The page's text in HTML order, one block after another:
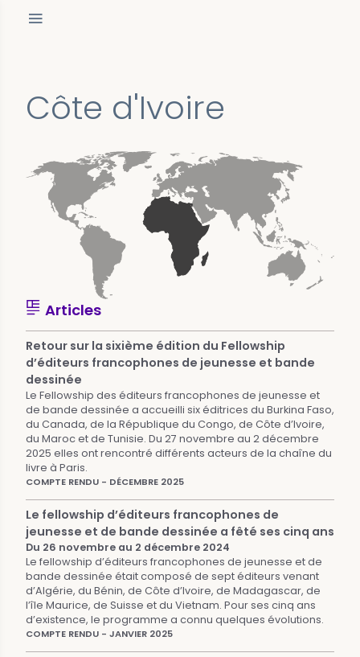
Côte d'Ivoire
Articles
Retour sur la sixième édition du Fellowship
d’éditeurs francophones de jeunesse et bande
dessinée
Le Fellowship des éditeurs francophones de jeunesse et
de bande dessinée a accueilli six éditrices du Burkina Faso,
du Canada, de la République du Congo, de Côte d’Ivoire,
du Maroc et de Tunisie. Du 27 novembre au 2 décembre
2025 elles ont rencontré différents acteurs de la chaîne du
livre à Paris.
COMPTE RENDU - DÉCEMBRE 2025
Le fellowship d’éditeurs francophones de
jeunesse et de bande dessinée a fêté ses cinq ans
Du 26 novembre au 2 décembre 2024
Le fellowship d’éditeurs francophones de jeunesse et de
bande dessinée était composé de sept éditeurs venant
d’Algérie, du Bénin, de Côte d’Ivoire, de Madagascar, de
l’île Maurice, de Suisse et du Vietnam. Pour ses cinq ans
d’existence, le programme a connu quelques évolutions.
COMPTE RENDU - JANVIER 2025